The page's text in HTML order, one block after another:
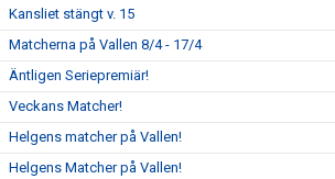
Kansliet stängt v. 15
Matcherna på Vallen 8/4 - 17/4
Äntligen Seriepremiär!
Veckans Matcher!
Helgens matcher på Vallen!
Helgens Matcher på Vallen!